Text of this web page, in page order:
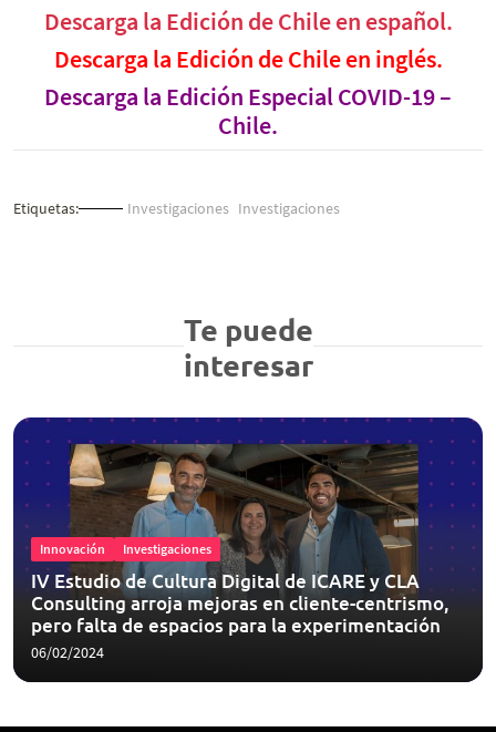
Descarga la Edición de Chile en español.
Descarga la Edición de Chile en inglés.
Descarga la Edición Especial COVID-19 –
Chile.
Etiquetas: Investigaciones Investigaciones
Te puede
interesar
Innovación Investigaciones
IV Estudio de Cultura Digital de ICARE y CLA
Consulting arroja mejoras en cliente-centrismo,
pero falta de espacios para la experimentación
06/02/2024